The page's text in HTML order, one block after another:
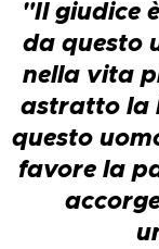
"Il giudice
da questo
nella vita
astratto la
questo
favore la